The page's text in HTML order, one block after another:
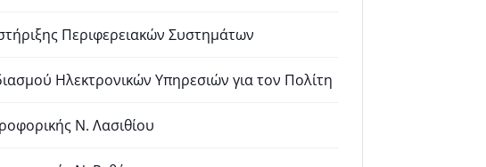
Περιφερειακών Συστημάτων
Ηλεκτρονικών Υπηρεσιών για τον Πολίτη
Ν. Λασιθίου